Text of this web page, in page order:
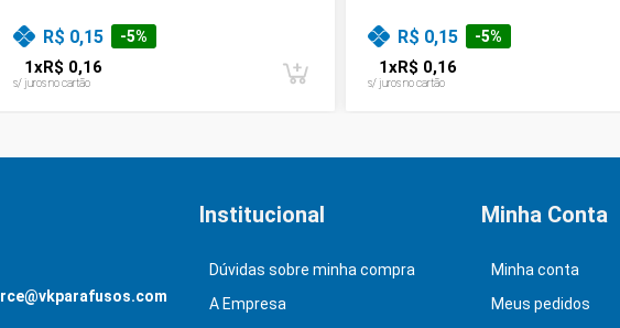
R$ 0,15 -5%
1xR$ 0,16
s/ juros no cartão
R$ 0,15 -5%
1xR$ 0,16
s/ juros no cartão
Institucional
Dúvidas sobre minha compra
A Empresa
Minha Conta
Minha conta
Meus pedidos